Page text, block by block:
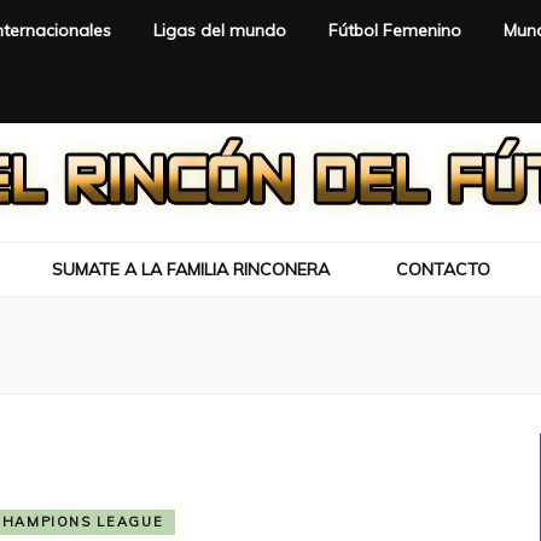
Ligas del mundo Fútbol Femenino
SUMATE A LA FAMILIA RINCONERA CONTACTO
LEAGUE